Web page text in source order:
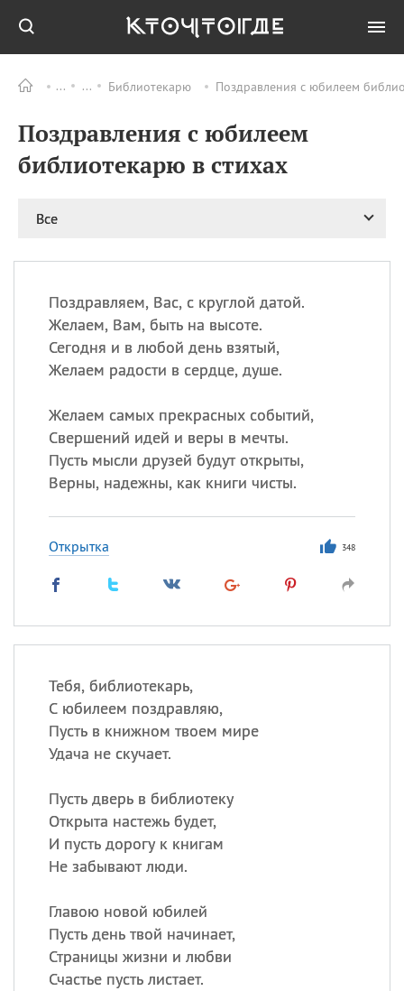
Библиотекарю Поздравления с юбилеем
Поздравления с юбилеем
библиотекарю в стихах
Все
Поздравляем, Вас, с круглой датой.
Желаем, Вам, быть на высоте.
Сегодня и в любой день взятый,
Желаем радости в сердце, душе.
Желаем самых прекрасных событий,
Свершений идей и веры в мечты.
Пусть мысли друзей будут открыты,
Верны, надежны, как книги чисты.
Открытка 348
Тебя, библиотекарь,
С юбилеем поздравляю,
Пусть в книжном твоем мире
Удача не скучает.
Пусть дверь в библиотеку
Открыта настежь будет,
И пусть дорогу к книгам
Не забывают люди.
Главою новой юбилей
Пусть день твой начинает,
Страницы жизни и любви
Счастье пусть листает.
ПРАЗДНИКИ Все
09.08 День памяти
великомученика и
целителя Пантелеимона
Николая Чудотворца
11.08 День полета на
11.08 День Святой Клары —
покровительницы
телевидения
Сегодня празднуют именины
Герман ,Иван,
Посмотреть значение